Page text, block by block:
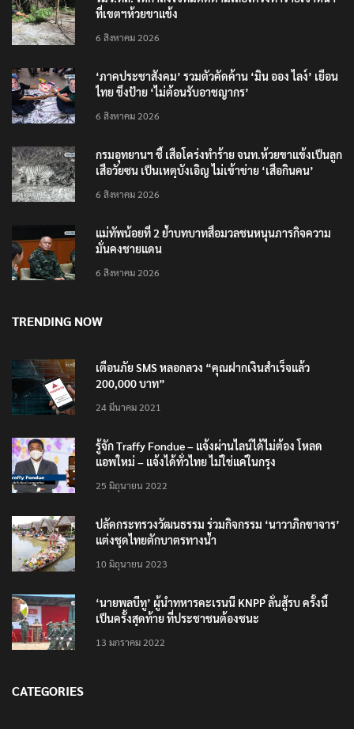
ที่เขตฯห้วยขาแข้ง
6 สิงหาคม 2026
‘ภาคประชาสังคม’ รวมตัวคัดค้าน ‘มิน ออง ไลง์’ เยือน
ไทย ขึงป้าย ‘ไม่ต้อนรับอาชญากร’
6 สิงหาคม 2026
กรมอุทยานฯ ชี้ เสือโคร่งทำร้าย จนท.ห้วยขาแข้งเป็นลูก
เสือวัยซน เป็นเหตุบังเอิญ ไม่เข้าข่าย ‘เสือกินคน’
6 สิงหาคม 2026
แม่ทัพน้อยที่ 2 ย้ำบทบาทสื่อมวลชนหนุนภารกิจความ
มั่นคงชายแดน
6 สิงหาคม 2026
TRENDING NOW
เตือนภัย SMS หลอกลวง “คุณฝากเงินสำเร็จแล้ว
200,000 บาท”
24 มีนาคม 2021
รู้จัก Traffy Fondue – แจ้งผ่านไลน์ได้ไม่ต้อง โหลด
แอพใหม่ – แจ้งได้ทั่วไทย ไม่ใช่แค่ในกรุง
25 มิถุนายน 2022
ปลัดกระทรวงวัฒนธรรม ร่วมกิจกรรม ‘นาวาภิกขาจาร’
แต่งชุดไทยตักบาตรทางน้ำ
10 มิถุนายน 2023
‘นายพลบีทู’ ผู้นำทหารคะเรนนี KNPP ลั่นสู้รบ ครั้งนี้
เป็นครั้งสุดท้าย ที่ประชาชนต้องชนะ
13 มกราคม 2022
CATEGORIES